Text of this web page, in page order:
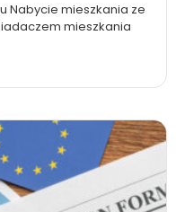
Nabycie mieszkania ze
mieszkania